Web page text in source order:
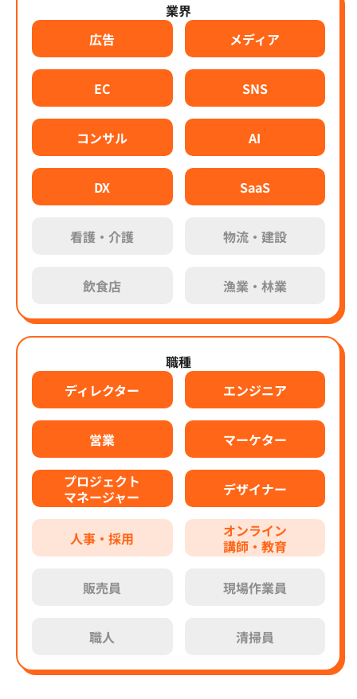
業界
広告
メディア
EC SNS
コンサル AI
DX SaaS
看護・介護 物流・建設
飲食店 漁業・林業
職種
ディレクター
エンジニア
営業 マーケター
プロジェクト
マネージャー
デザイナー
人事・採用
オンライン
講師・教育
販売員 現場作業員
職人 清掃員